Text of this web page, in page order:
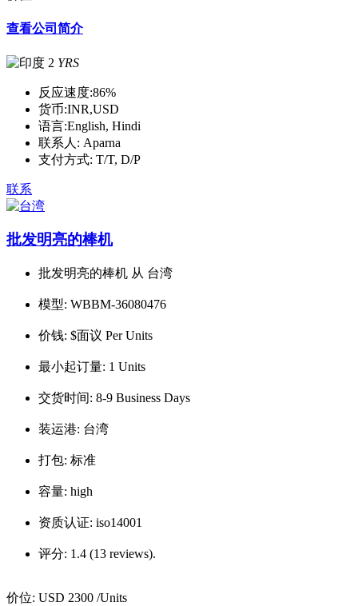
查看公司简介
2 YRS
反应速度:86%
货币:INR,USD
语言:English, Hindi
联系人: Aparna
支付方式: T/T, D/P
联系
批发明亮的棒机
批发明亮的棒机 从 台湾
模型: WBBM-36080476
价钱: $面议 Per Units
最小起订量: 1 Units
交货时间: 8-9 Business Days
装运港: 台湾
打包: 标准
容量: high
资质认证: iso14001
评分: 1.4 (13 reviews).
价位: USD 2300 /Units